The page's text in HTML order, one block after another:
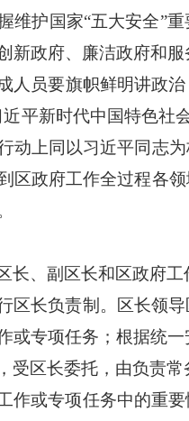
维护国家“五大安全”
新政府、廉洁政府和
人员要旗帜鲜明讲政
平新时代中国特色社
动上同以习近平同志
区政府工作全过程各
长、副区长和区政府工
区长负责制。区长领
或专项任务；根据统一
受区长委托，由负责
作或专项任务中的重